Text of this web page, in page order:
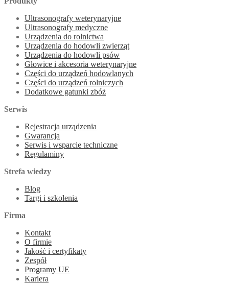
Ultrasonografy weterynaryjne
Ultrasonografy medyczne
Urządzenia do rolnictwa
Urządzenia do hodowli zwierząt
Urządzenia do hodowli psów
Głowice i akcesoria weterynaryjne
Części do urządzeń hodowlanych
Części do urządzeń rolniczych
Dodatkowe gatunki zbóż
Serwis
Rejestracja urządzenia
Gwarancja
Serwis i wsparcie techniczne
Regulaminy
Strefa wiedzy
Blog
Targi i szkolenia
Firma
Kontakt
O firmie
Jakość i certyfikaty
Zespół
Programy UE
Kariera